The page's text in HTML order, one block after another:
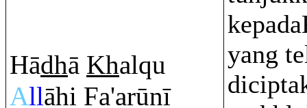
Hādhā Khalqu
Allāhi Fa'arūnī
yang